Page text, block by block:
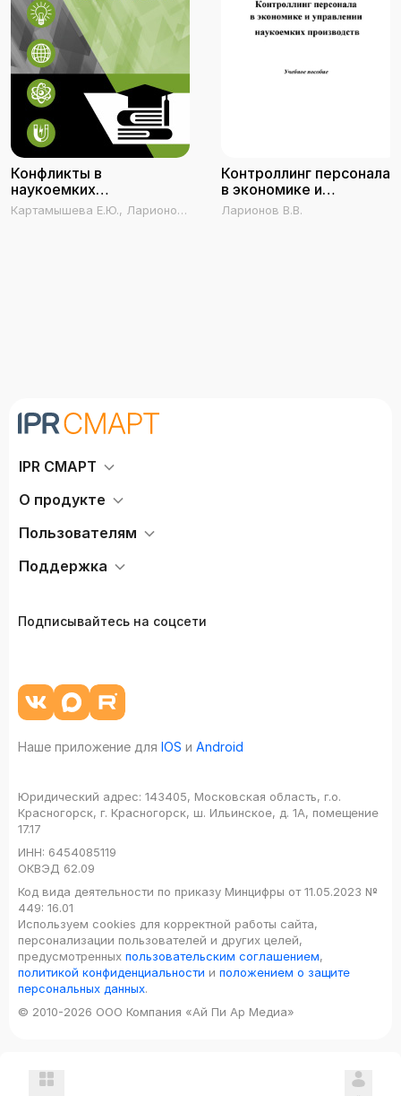
Конфликты в
наукоемких
производствах
Картамышева Е.Ю., Ларионов
Контроллинг персонала
в экономике и
управлении наукоемких
производств
Ларионов В.В.
IPR СМАРТ
О продукте
Пользователям
Поддержка
Подписывайтесь на соцсети
Наше приложение для IOS и Android
Юридический адрес: 143405, Московская область, г.о.
Красногорск, г. Красногорск, ш. Ильинское, д. 1А, помещение
17.17
ИНН: 6454085119
ОКВЭД 62.09
Код вида деятельности по приказу Минцифры от 11.05.2023 №
449: 16.01
Используем cookies для корректной работы сайта,
персонализации пользователей и других целей,
предусмотренных пользовательским соглашением,
политикой конфиденциальности и положением о защите
персональных данных.
© 2010-2026 ООО Компания «Ай Пи Ар Медиа»